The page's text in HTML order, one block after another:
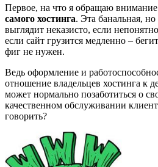
Первое, на что я обращаю внимание
самого хостинга. Эта банальная,
выглядит неказисто, если
если сайт грузится медленно –
фиг не нужен.
Ведь оформление и
отношение владельцев хостинга к
может нормально позаботиться о
качественном обслуживании
говорить?